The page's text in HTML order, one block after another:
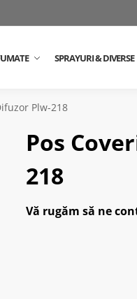
SPRAYURI & DIVERSE
Plw-218
Pos
218
Vă rugăm să ne